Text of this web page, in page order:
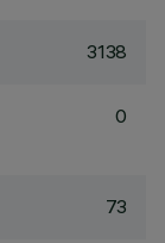
3138
0
73